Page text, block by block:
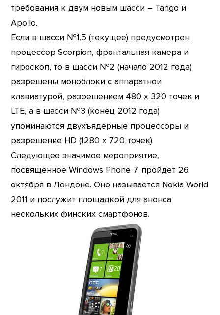
требования к двум новым шасси – Tango и
Apollo.
Если в шасси №1.5 (текущее) предусмотрен
процессор Scorpion, фронтальная камера и
гироскоп, то в шасси №2 (начало 2012 года)
разрешены моноблоки с аппаратной
клавиатурой, разрешением 480 х 320 точек и
LTE, а в шасси №3 (конец 2012 года)
упоминаются двухъядерные процессоры и
разрешение HD (1280 х 720 точек).
Следующее значимое мероприятие,
посвященное Windows Phone 7, пройдет 26
октября в Лондоне. Оно называется Nokia World
2011 и послужит площадкой для анонса
нескольких финских смартфонов.